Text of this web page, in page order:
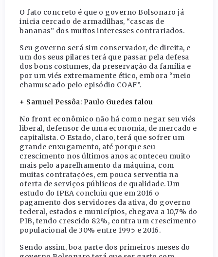
O fato concreto é que o governo Bolsonaro já
inicia cercado de armadilhas, “cascas de
bananas” dos muitos interesses contrariados.
Seu governo será sim conservador, de direita, e
um dos seus pilares terá que passar pela defesa
dos bons costumes, da preservação da família e
por um viés extremamente ético, embora “meio
chamuscado pelo episódio COAF”.
+ Samuel Pessôa: Paulo Guedes falou
No front econômico não há como negar seu viés
liberal, defensor de uma economia, de mercado e
capitalista. O Estado, claro, terá que sofrer um
grande enxugamento, até porque seu
crescimento nos últimos anos aconteceu muito
mais pelo aparelhamento da máquina, com
muitas contratações, em pouca serventia na
oferta de serviços públicos de qualidade. Um
estudo do IPEA concluiu que em 2016 o
pagamento dos servidores da ativa, do governo
federal, estados e municípios, chegava a 10,7% do
PIB, tendo crescido 82%, contra um crescimento
populacional de 30% entre 1995 e 2016.
Sendo assim, boa parte dos primeiros meses do